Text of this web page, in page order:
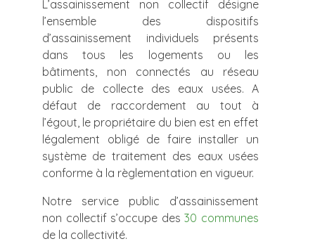
L’assainissement non collectif désigne
l’ensemble des dispositifs
d’assainissement individuels présents
dans tous les logements ou les
bâtiments, non connectés au réseau
public de collecte des eaux usées. A
défaut de raccordement au tout à
l’égout, le propriétaire du bien est en effet
légalement obligé de faire installer un
système de traitement des eaux usées
conforme à la règlementation en vigueur.
Notre service public d’assainissement
non collectif s’occupe des30 communes
de la collectivité.